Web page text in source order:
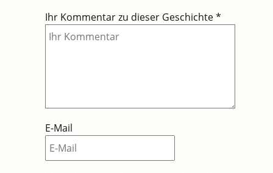
Ihr Kommentar zu dieser Geschichte*
E-Mail